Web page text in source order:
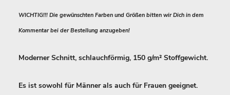
WICHTIG!!! Die gewünschten Farben und Größen bitten wir Dich in dem
Kommentar bei der Bestellung anzugeben!
Moderner Schnitt, schlauchförmig, 150 g/m² Stoffgewicht.
Es ist sowohl für Männer als auch für Frauen geeignet.